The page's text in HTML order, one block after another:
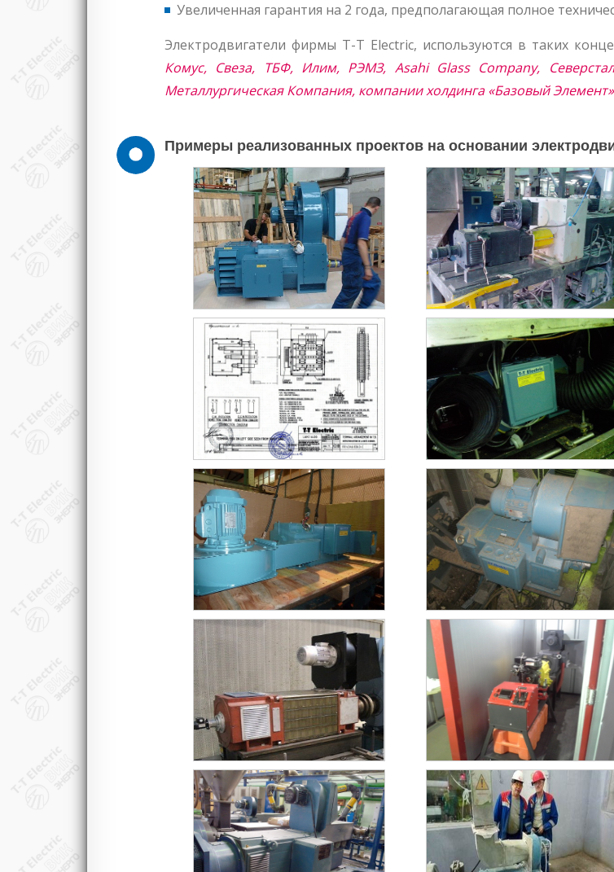
Увеличенная гарантия на 2 года, предполагающая полное
Электродвигатели фирмы T-T Electric, используются в таких
Комус, Свеза, ТБФ, Илим, РЭМЗ, Asahi Glass Company,
Металлургическая Компания, компании холдинга «Базовый
Примеры реализованных проектов на основании